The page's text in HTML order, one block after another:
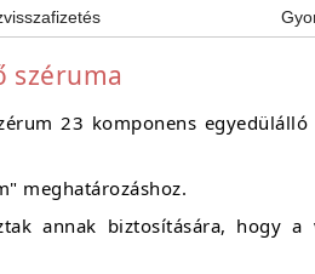
széruma
23 komponens
meghatározáshoz.
annak biztosítására, hogy a